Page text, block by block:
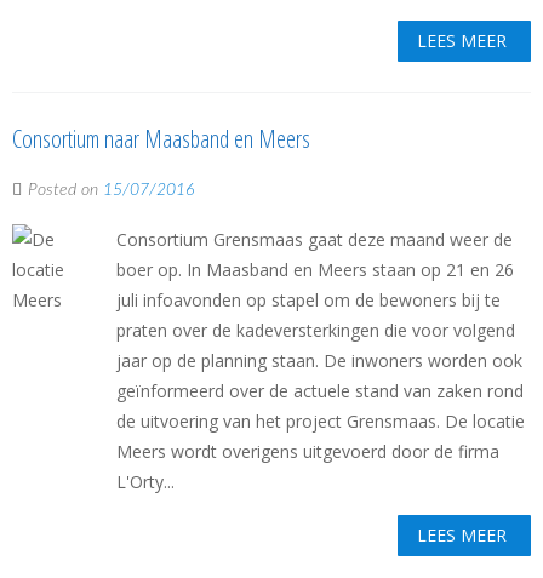
LEES MEER
Consortium naar Maasband en Meers
Posted on 15/07/2016
Consortium Grensmaas gaat deze maand weer de
boer op. In Maasband en Meers staan op 21 en 26
juli infoavonden op stapel om de bewoners bij te
praten over de kadeversterkingen die voor volgend
jaar op de planning staan. De inwoners worden ook
geïnformeerd over de actuele stand van zaken rond
de uitvoering van het project Grensmaas. De locatie
Meers wordt overigens uitgevoerd door de firma
L'Orty...
LEES MEER